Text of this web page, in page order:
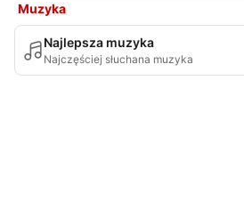
Muzyka
Najlepsza muzyka
Najczęściej słuchana muzyka